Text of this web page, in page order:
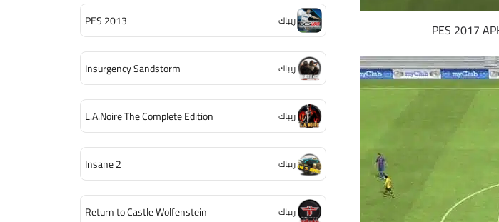
PES 2013 ريباك
Insurgency Sandstorm ريباك
L.A.Noire The Complete Edition ريباك
Insane 2 ريباك
Return to Castle Wolfenstein ريباك